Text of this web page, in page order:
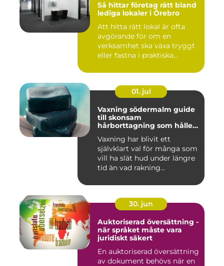
Så hittar företag rätt bland
lediga lokaler i Örebro
Att hitta rätt lokal är ofta
avgörande för om en
verksamhet ska växa tryggt
eller fastna i praktiska...
01. jul
Vaxning södermalm guide
till skonsam
hårborttagning som håller
Vaxning har blivit ett
självklart val för många som
vill ha slät hud under längre
tid än vad rakning...
30. jun
Auktoriserad översättning -
när språket måste vara
juridiskt säkert
En auktoriserad översättning
av dokument behövs när en